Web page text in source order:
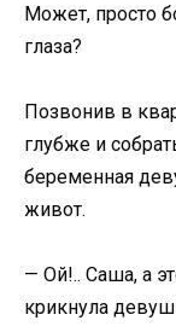
Может, просто
глаза?
Позвонив в
глубже и
беременная
живот.
— Ой!.. Саша, а
крикнула